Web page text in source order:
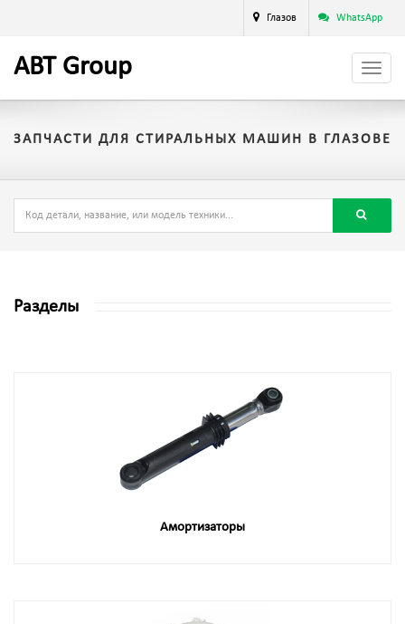
Глазов WhatsApp
ABT Group
ЗАПЧАСТИ ДЛЯ СТИРАЛЬНЫХ МАШИН В ГЛАЗОВЕ
Разделы
Амортизаторы